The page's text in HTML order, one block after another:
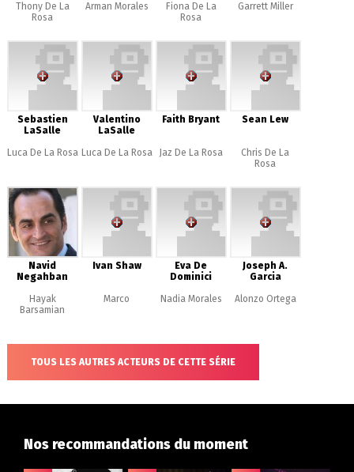
Thony De La
Rosa
Arman Morales
Fiona De La
Rosa
Garrett Miller
Sebastien
LaSalle
Luca De La Rosa
Valentino
LaSalle
Luca De La Rosa
Faith Bryant
Jaz De La Rosa
Sean Lew
Chris De La
Rosa
Navid
Negahban
Hayak
Barsamian
Ivan Shaw
Marco
Eva De
Dominici
Nadia Morales
Joseph A.
Garcia
Alonzo Ortega
TOUS LES AUTRES ACTEURS DE CETTE SÉRIE
Nos recommandations du moment